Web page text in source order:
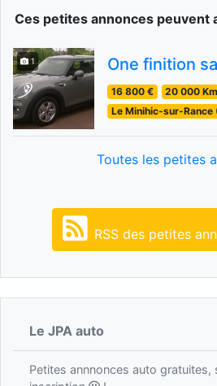
Ces petites annonces peuvent
1 One finition
16 800 € 20 000
Le Minihic-sur-Rance
Toutes les petites
RSS des petites
Le JPA auto
Petites annnonces auto gratuites,